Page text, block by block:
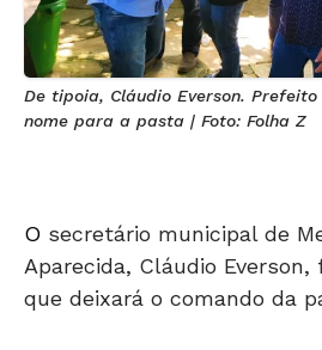
De tipoia, Cláudio Everson.
nome para a pasta | Foto: Folha Z
O secretário municipal de
Aparecida, Cláudio Everson,
que deixará o comando da